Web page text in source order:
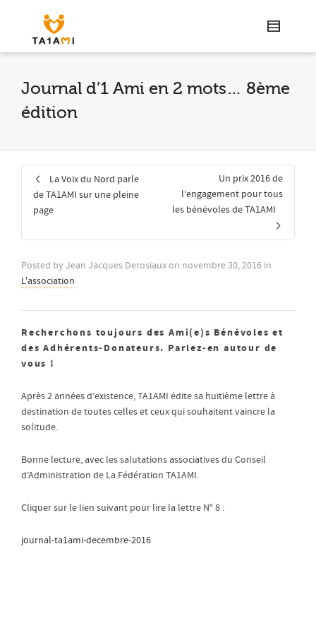
Journal d’1 Ami en 2 mots… 8ème
édition
La Voix du Nord parle
de TA1AMI sur une pleine
page
Un prix 2016 de
l’engagement pour tous
les bénévoles de TA1AMI
Posted by Jean Jacques Derosiauxon novembre 30, 2016 in
L'association
Recherchons toujours des Ami(e)s Bénévoles et
des Adhérents-Donateurs. Parlez-en autour de
vous !
Après 2 années d’existence, TA1AMI édite sa huitième lettre à
destination de toutes celles et ceux qui souhaitent vaincre la
solitude.
Bonne lecture, avec les salutations associatives du Conseil
d’Administration de La Fédération TA1AMI.
Cliquer sur le lien suivant pour lire la lettre N° 8 :
journal-ta1ami-decembre-2016